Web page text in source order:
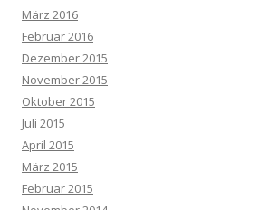
März 2016
Februar 2016
Dezember 2015
November 2015
Oktober 2015
Juli 2015
April 2015
März 2015
Februar 2015